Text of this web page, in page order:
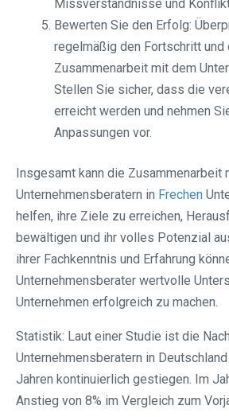
Missverständnisse und
Bewerten Sie den Erfolg:
regelmäßig den Fortschritt und
Zusammenarbeit mit dem
Stellen Sie sicher, dass die
erreicht werden und nehmen
Anpassungen vor.
Insgesamt kann die Zusammenarbeit
Unternehmensberatern in Frechen
helfen, ihre Ziele zu erreichen,
bewältigen und ihr volles Potenzial
ihrer Fachkenntnis und Erfahrung
Unternehmensberater wertvolle
Unternehmen erfolgreich zu machen.
Statistik: Laut einer Studie ist die
Unternehmensberatern in
Jahren kontinuierlich gestiegen. Im
Anstieg von 8% im Vergleich zum